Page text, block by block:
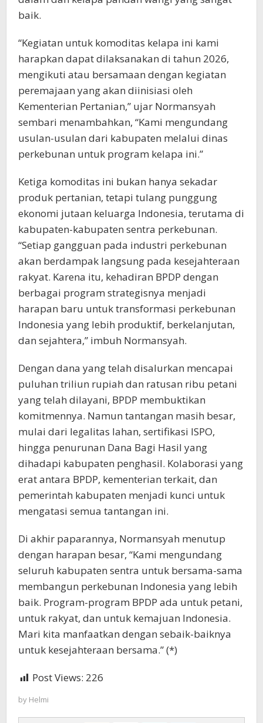
baik.
“Kegiatan untuk komoditas kelapa ini kami
harapkan dapat dilaksanakan di tahun 2026,
mengikuti atau bersamaan dengan kegiatan
peremajaan yang akan diinisiasi oleh
Kementerian Pertanian,” ujar Normansyah
sembari menambahkan, “Kami mengundang
usulan-usulan dari kabupaten melalui dinas
perkebunan untuk program kelapa ini.”
Ketiga komoditas ini bukan hanya sekadar
produk pertanian, tetapi tulang punggung
ekonomi jutaan keluarga Indonesia, terutama di
kabupaten-kabupaten sentra perkebunan.
“Setiap gangguan pada industri perkebunan
akan berdampak langsung pada kesejahteraan
rakyat. Karena itu, kehadiran BPDP dengan
berbagai program strategisnya menjadi
harapan baru untuk transformasi perkebunan
Indonesia yang lebih produktif, berkelanjutan,
dan sejahtera,” imbuh Normansyah.
Dengan dana yang telah disalurkan mencapai
puluhan triliun rupiah dan ratusan ribu petani
yang telah dilayani, BPDP membuktikan
komitmennya. Namun tantangan masih besar,
mulai dari legalitas lahan, sertifikasi ISPO,
hingga penurunan Dana Bagi Hasil yang
dihadapi kabupaten penghasil. Kolaborasi yang
erat antara BPDP, kementerian terkait, dan
pemerintah kabupaten menjadi kunci untuk
mengatasi semua tantangan ini.
Di akhir paparannya, Normansyah menutup
dengan harapan besar, “Kami mengundang
seluruh kabupaten sentra untuk bersama-sama
membangun perkebunan Indonesia yang lebih
baik. Program-program BPDP ada untuk petani,
untuk rakyat, dan untuk kemajuan Indonesia.
Mari kita manfaatkan dengan sebaik-baiknya
untuk kesejahteraan bersama.” (*)
Post Views: 226
by Helmi